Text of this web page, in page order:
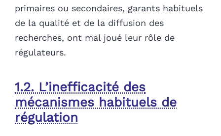
primaires ou secondaires, garants habituels
de la qualité et de la diffusion des
recherches, ont mal joué leur rôle de
régulateurs.
1.2. L’inefficacité des
mécanismes habituels de
régulation